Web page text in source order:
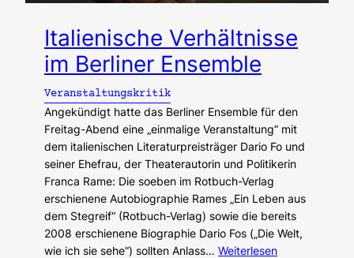
Italienische Verhältnisse
im Berliner Ensemble
Veranstaltungskritik
Angekündigt hatte das Berliner Ensemble für den
Freitag-Abend eine „einmalige Veranstaltung“ mit
dem italienischen Literaturpreisträger Dario Fo und
seiner Ehefrau, der Theaterautorin und Politikerin
Franca Rame: Die soeben im Rotbuch-Verlag
erschienene Autobiographie Rames „Ein Leben aus
dem Stegreif“ (Rotbuch-Verlag) sowie die bereits
2008 erschienene Biographie Dario Fos („Die Welt,
wie ich sie sehe“) sollten Anlass… Weiterlesen